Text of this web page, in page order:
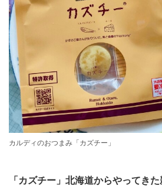
カルディのおつまみ「カズチー」
「カズチー」北海道からやってき